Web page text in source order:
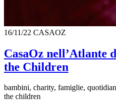
16/11/22 CASAOZ
CasaOz nell’Atlante
the Children
bambini, charity, famiglie,
the children